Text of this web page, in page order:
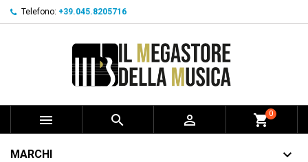
Telefono: +39.045.8205716
   shopping_cart0
MARCHI